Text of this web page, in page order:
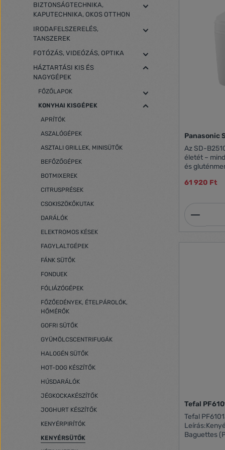
BIZTONSÁGTECHNIKA,
KAPUTECHNIKA, OKOS OTTHON
IRODAFELSZERELÉS,
TANSZEREK
FOTÓZÁS, VIDEÓZÁS, OPTIKA
HÁZTARTÁSI KIS ÉS
NAGYGÉPEK
FŐZŐLAPOK
KONYHAI KISGÉPEK
APRÍTÓK
ASZALÓGÉPEK
ASZTALI GRILLEK, MINISÜTŐK
BEFŐZŐGÉPEK
BOTMIXEREK
CITRUSPRÉSEK
CSOKISZÖKŐKUTAK
DARÁLÓK
ELEKTROMOS KÉSEK
FAGYLALTGÉPEK
FÁNK SÜTŐK
FONDUEK
FÓLIÁZÓGÉPEK
FŐZŐEDÉNYEK, ÉTELPÁROLÓK,
HŐMÉRŐK
GOFRI SÜTŐK
GYÜMÖLCSCENTRIFUGÁK
HALOGÉN SÜTŐK
HOT-DOG KÉSZÍTŐK
HÚSDARÁLÓK
JÉGKOCKAKÉSZÍTŐK
JOGHURT KÉSZÍTŐK
KENYÉRPIRÍTÓK
KENYÉRSÜTŐK
Panasonic
Az SD-
életét –
és
21
lekvár, pizzatészta
program:
és a
funkciók
produkál ?
Nagy
legjobb
az B2510
érzékelővel
otthoni
rejlik,
dagasztási
61 920 Ft
Tefal
Tefal
Baguettes